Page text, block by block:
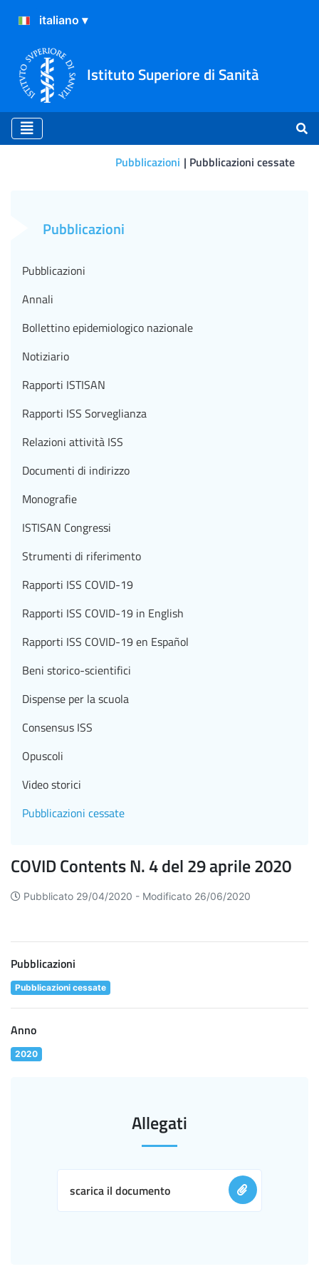
Istituto Superiore di Sanità
Pubblicazioni Pubblicazioni cessate
COVID Contents N. 4 del 29 aprile 2020
Pubblicato 29/04/2020 - Modificato 26/06/2020
Pubblicazioni
Pubblicazioni cessate
Anno
2020
Allegati
scarica il documento
Pubblicazioni
Pubblicazioni
Annali
Bollettino epidemiologico nazionale
Notiziario
Rapporti ISTISAN
Rapporti ISS Sorveglianza
Relazioni attività ISS
Documenti di indirizzo
Monografie
ISTISAN Congressi
Strumenti di riferimento
Rapporti ISS COVID-19
Rapporti ISS COVID-19 in English
Rapporti ISS COVID-19 en Español
Beni storico-scientifici
Dispense per la scuola
Consensus ISS
Opuscoli
Video storici
Pubblicazioni cessate